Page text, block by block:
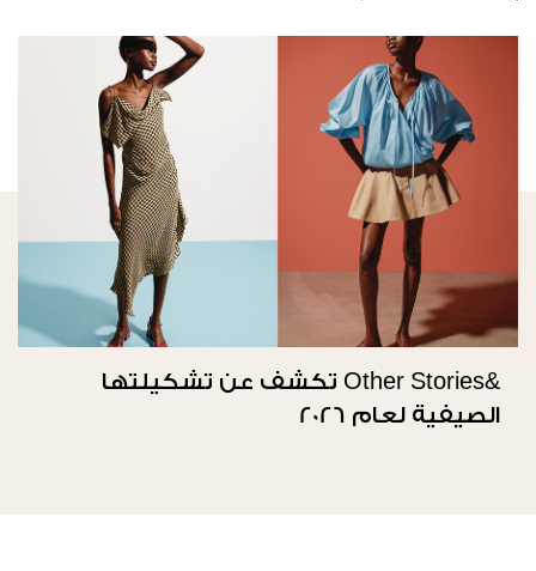
&Other Stories تكشف عن تشكيلتها
الصيفية لعام 2026